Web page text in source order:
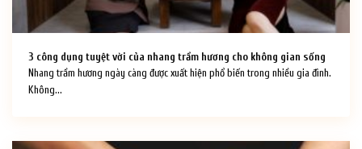
3 công dụng tuyệt vời của nhang trầm hương cho không gian sống
Nhang trầm hương ngày càng được xuất hiện phổ biến trong nhiều gia đình.
Không...